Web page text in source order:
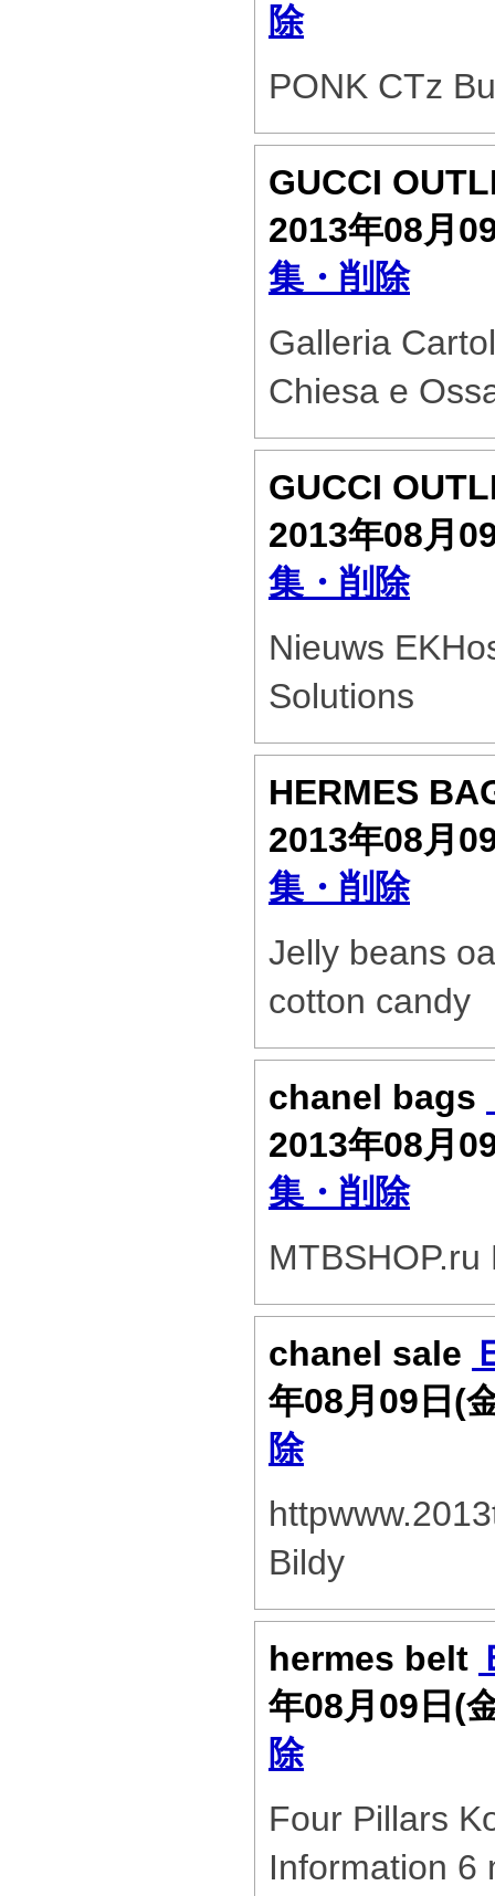
除
PONK CTz
GUCCI
2013年08月
集・削除
Galleria
Chiesa e
GUCCI
2013年08月
集・削除
Nieuws
Solutions
HERMES
2013年08月
集・削除
Jelly beans
cotton candy
chanel bags
2013年08月
集・削除
MTBSHOP.ru
chanel sale
年08月09日(
除
Bildy
hermes belt
年08月09日(
除
Four Pillars
Information 6